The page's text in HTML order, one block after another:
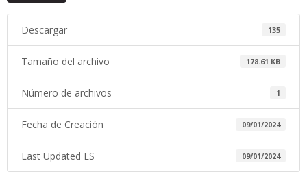
Descargar 135
Tamaño del archivo 178.61 KB
Número de archivos 1
Fecha de Creación 09/01/2024
Last Updated ES 09/01/2024